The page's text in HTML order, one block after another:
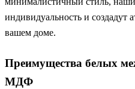
индивидуальность и создадут
вашем доме.
Преимущества белых
МДФ